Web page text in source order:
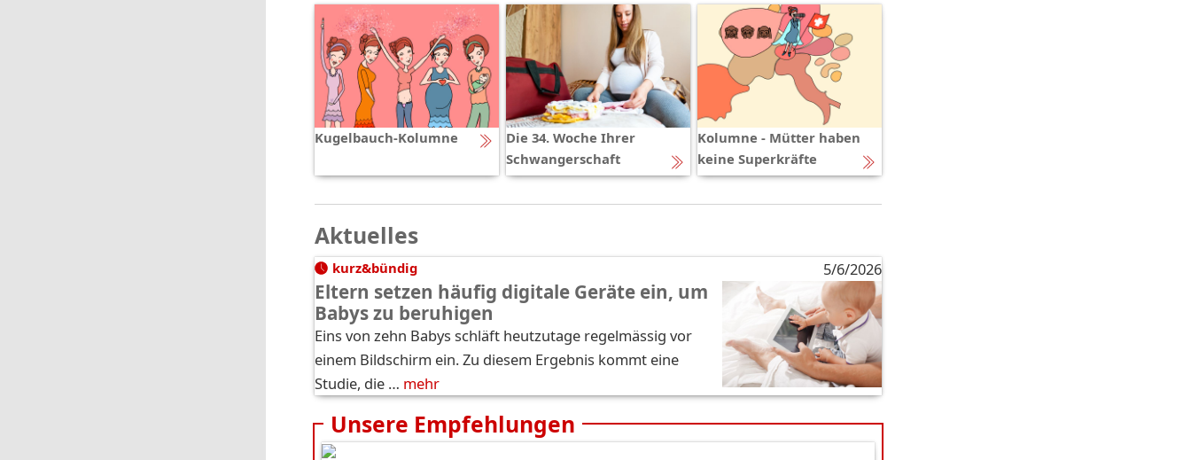
Kugelbauch-Kolumne
Die 34. Woche Ihrer
Schwangerschaft
Kolumne - Mütter haben
keine Superkräfte
Aktuelles
kurz&bündig 5/6/2026
Eltern setzen häufig digitale Geräte ein, um
Babys zu beruhigen
Eins von zehn Babys schläft heutzutage regelmässig vor
einem Bildschirm ein. Zu diesem Ergebnis kommt eine
Studie, die … mehr
Unsere Empfehlungen